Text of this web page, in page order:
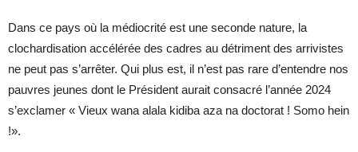
Dans ce pays où la médiocrité est une seconde nature, la
clochardisation accélérée des cadres au détriment des arrivistes
ne peut pas s’arrêter. Qui plus est, il n’est pas rare d’entendre nos
pauvres jeunes dont le Président aurait consacré l’année 2024
s’exclamer « Vieux wana alala kidiba aza na doctorat ! Somo hein
!».